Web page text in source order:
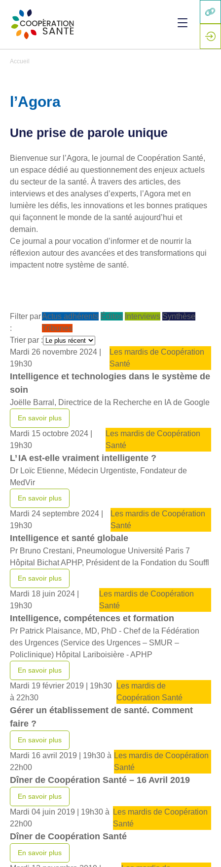
Accueil
l’Agora
Une prise de parole unique
Bienvenue sur l’Agora, le journal de Coopération Santé,
un espace dédié au questionnement des enjeux actuels
du secteur de la santé. À travers des articles, des
interviews et des analyses d’experts, l’Agora met en
lumière les défis, les innovations et les bonnes pratiques
qui façonnent le monde de la santé aujourd’hui et
demain.
Ce journal a pour vocation d’informer et de nourrir la
réflexion autour des avancées et des transformations qui
impactent notre système de santé.
Filter par
:
Actus adhérents Éditos Interviews Synthèse
Tribunes
Trier par :
Mardi 26 novembre 2024 |
19h30
Les mardis de Coopération
Santé
Intelligence et technologies dans le système de
soin
Joëlle Barral, Directrice de la Recherche en IA de Google
En savoir plus
Mardi 15 octobre 2024 |
19h30
Les mardis de Coopération
Santé
L’ IA est-elle vraiment intelligente ?
Dr Loïc Etienne, Médecin Urgentiste, Fondateur de
MedVir
En savoir plus
Mardi 24 septembre 2024 |
19h30
Les mardis de Coopération
Santé
Intelligence et santé globale
Pr Bruno Crestani, Pneumologue Université Paris 7
Hôpital Bichat APHP, Président de la Fondation du Souffl
En savoir plus
Mardi 18 juin 2024 |
19h30
Les mardis de Coopération
Santé
Intelligence, compétences et formation
Pr Patrick Plaisance, MD, PhD - Chef de la Fédération
des Urgences (Service des Urgences – SMUR –
Policlinique) Hôpital Lariboisière - APHP
En savoir plus
Mardi 19 février 2019 | 19h30
à 22h30
Les mardis de
Coopération Santé
Gérer un établissement de santé. Comment
faire ?
En savoir plus
Mardi 16 avril 2019 | 19h30 à
22h00
Les mardis de Coopération
Santé
Dîner de Coopération Santé – 16 Avril 2019
En savoir plus
Mardi 04 juin 2019 | 19h30 à
22h00
Les mardis de Coopération
Santé
Dîner de Coopération Santé
En savoir plus